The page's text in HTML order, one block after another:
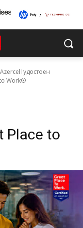
Azercell удостоен
Work®
Place to